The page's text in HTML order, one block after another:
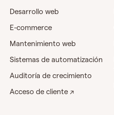
Desarrollo web
E-commerce
Mantenimiento web
Sistemas de automatización
Auditoría de crecimiento
Acceso de cliente ↗